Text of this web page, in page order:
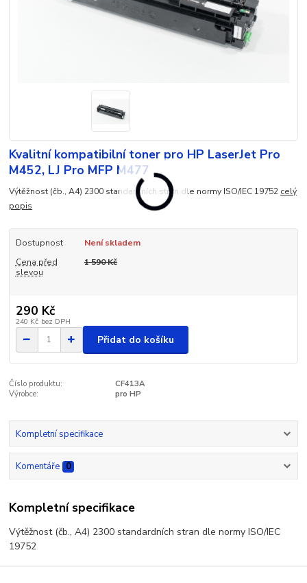
Kvalitní kompatibilní toner pro HP LaserJet Pro
M452, LJ Pro MFP M477
Výtěžnost (čb., A4) 2300 standardních stran dle normy ISO/IEC 19752 celý
popis
Dostupnost
Není skladem
Cena před
slevou
1 590 Kč
290 Kč
240 Kč bez DPH
Přidat do košíku
Číslo produktu:
CF413A
Výrobce:
pro HP
Kompletní specifikace
Komentáře 0
Kompletní specifikace
Výtěžnost (čb., A4) 2300 standardních stran dle normy ISO/IEC
19752